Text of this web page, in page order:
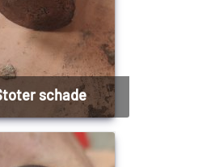
Stoter schade